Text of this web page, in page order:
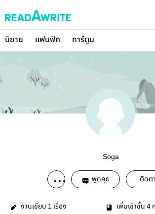
นิยาย แฟนฟิค การ์ตูน
Soga
พูดคุย ติดต
งานเขียน 1 เรื่อง เพิ่มเข้าชั้น 4